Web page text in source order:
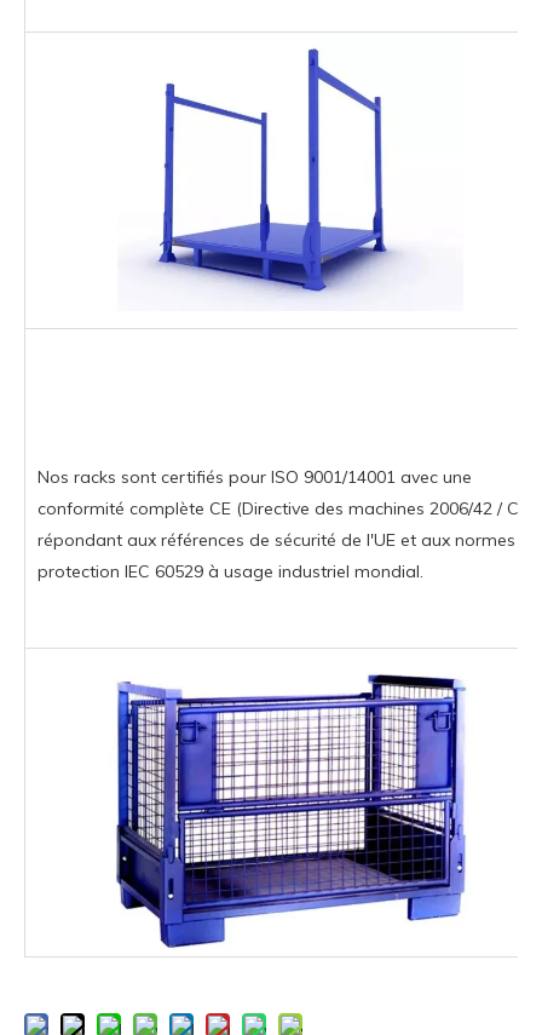
Nos racks sont certifiés pour ISO 9001/14001 avec une
conformité complète CE (Directive des machines 2006/42 / CE),
répondant aux références de sécurité de l'UE et aux normes de
protection IEC 60529 à usage industriel mondial.